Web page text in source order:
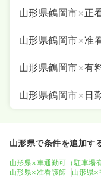
山形県鶴岡市×正
山形県鶴岡市×准
山形県鶴岡市×有
山形県鶴岡市× 日
山形県で条件を追加す
山形県×車通勤可（駐車場有
山形県×准看護師
山形県×